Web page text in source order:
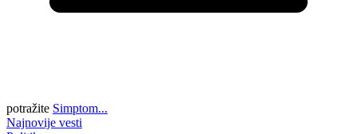
potražite Simptom...
Najnovije vesti